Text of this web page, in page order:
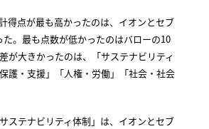
得点が最も高かったのは、イオンとセブ
た。最も点数が低かったのはバローの10
が大きかったのは、「サステナビリティ
護・支援」「人権・労働」「社会・社会
ステナビリティ体制」は、イオンとセブ